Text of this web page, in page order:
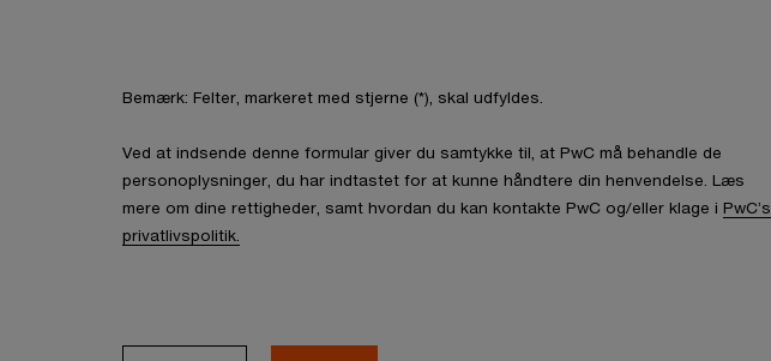
Bemærk: Felter, markeret med stjerne (*), skal udfyldes.
Ved at indsende denne formular giver du samtykke til, at PwC må behandle de
personoplysninger, du har indtastet for at kunne håndtere din henvendelse. Læs
mere om dine rettigheder, samt hvordan du kan kontakte PwC og/eller klage i PwC’s
privatlivspolitik.